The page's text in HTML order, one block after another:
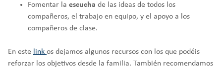
Fomentar la escucha de las ideas de todos los
compañeros, el trabajo en equipo, y el apoyo a los
compañeros de clase.
En este link os dejamos algunos recursos con los que podéis
reforzar los objetivos desde la familia. También recomendamos